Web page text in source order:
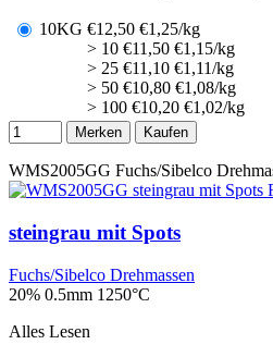
10KG €12,50 €1,25/kg
> 10 €11,50 €1,15/kg
> 25 €11,10 €1,11/kg
> 50 €10,80 €1,08/kg
> 100 €10,20 €1,02/kg
Merken Kaufen
WMS2005GG Fuchs/Sibelco
steingrau mit Spots
Fuchs/Sibelco Drehmassen
20% 0.5mm 1250°C
Alles Lesen